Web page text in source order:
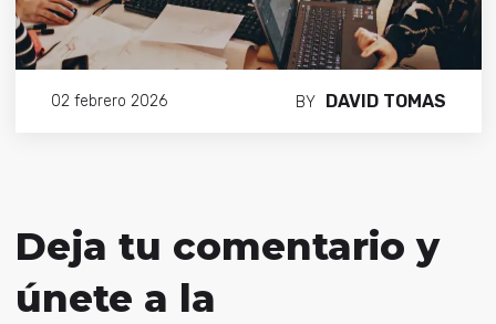
02 febrero 2026 BY DAVID TOMAS
Deja tu comentario y
únete a la